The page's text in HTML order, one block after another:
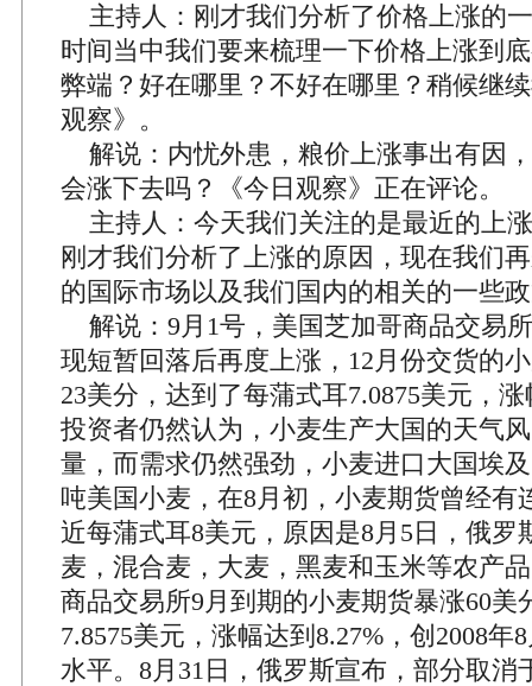
主持人：刚才我们分析了价格上涨的
时间当中我们要来梳理一下价格上涨到
弊端？好在哪里？不好在哪里？稍候继
观察》。
解说：内忧外患，粮价上涨事出有因
会涨下去吗？《今日观察》正在评论。
主持人：今天我们关注的是最近的上
刚才我们分析了上涨的原因，现在我们
的国际市场以及我们国内的相关的一些
解说：9月1号，美国芝加哥商品交易
现短暂回落后再度上涨，12月份交货的
23美分，达到了每蒲式耳7.0875美元，
投资者仍然认为，小麦生产大国的天气
量，而需求仍然强劲，小麦进口大国埃
吨美国小麦，在8月初，小麦期货曾经有
近每蒲式耳8美元，原因是8月5日，俄罗
麦，混合麦，大麦，黑麦和玉米等农产
商品交易所9月到期的小麦期货暴涨60美
7.8575美元，涨幅达到8.27%，创2008年
水平。8月31日，俄罗斯宣布，部分取消